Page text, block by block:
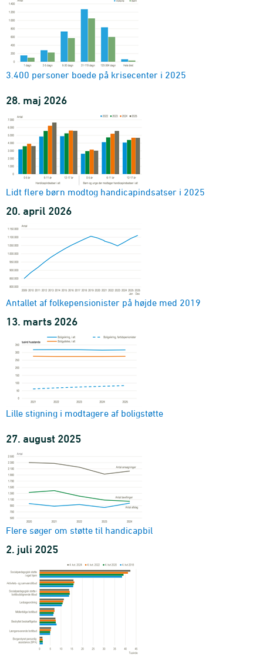
Visiteret hjemmehjælp, tid pr. person
relation, område og alder
2019-2024 - Gns. antal timer pr. uge
Frit boligvalg og gennemsnitlig ventetid til plejehjem og
plejeboliger for personer på 67 år og derover
enhed og område
3.400 personer boede på krisecenter i 2025
28. maj 2026
Lidt flere børn modtog handicapindsatser i 2025
20. april 2026
Antallet af folkepensionister på højde med 2019
13. marts 2026
Lille stigning i modtagere af boligstøtte
27. august 2025
Flere søger om støtte til handicapbil
2. juli 2025